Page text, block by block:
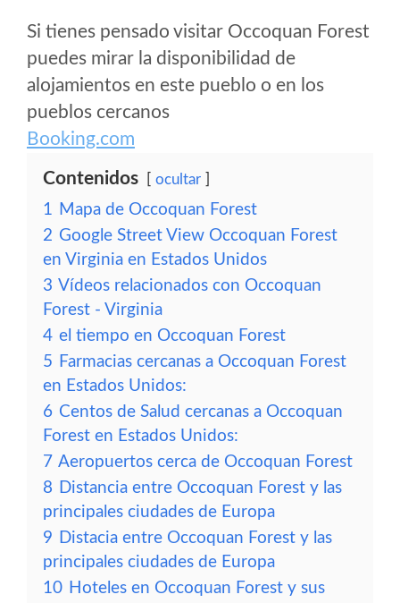
Si tienes pensado visitar Occoquan Forest
puedes mirar la disponibilidad de
alojamientos en este pueblo o en los
pueblos cercanos
Booking.com
Contenidos ocultar
1 Mapa de Occoquan Forest
2 Google Street View Occoquan Forest
en Virginia en Estados Unidos
3 Vídeos relacionados con Occoquan
Forest - Virginia
4 el tiempo en Occoquan Forest
5 Farmacias cercanas a Occoquan Forest
en Estados Unidos:
6 Centos de Salud cercanas a Occoquan
Forest en Estados Unidos:
7 Aeropuertos cerca de Occoquan Forest
8 Distancia entre Occoquan Forest y las
principales ciudades de Europa
9 Distacia entre Occoquan Forest y las
principales ciudades de Europa
10 Hoteles en Occoquan Forest y sus